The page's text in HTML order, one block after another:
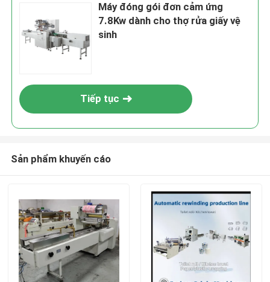
Máy đóng gói đơn cảm ứng
7.8Kw dành cho thợ rửa giấy vệ
sinh
Tiếp tục
Sản phẩm khuyến cáo